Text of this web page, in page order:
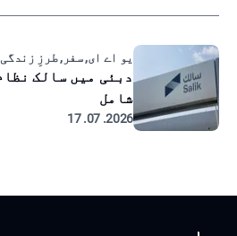
یو اے ای, سفر, طرزِ زندگی
شامل
2026. 07. 17